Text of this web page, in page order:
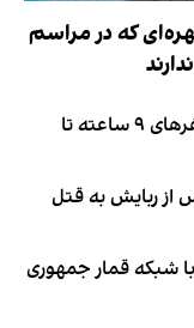
کریستیانو؛ ۱۰ چهره‌ای که در مراسم
روایت فداکاری‌های محمد صلاح؛ از سفرهای ۹ ساعته تا
از ربایش به قتل
شبکه قمار جمهوری